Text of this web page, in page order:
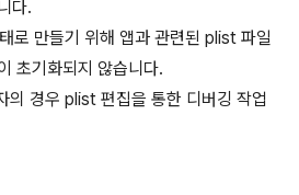
다.
로 만들기 위해 앱과 관련된 plist 파일
초기화되지 않습니다.
의 경우 plist 편집을 통한 디버깅 작업